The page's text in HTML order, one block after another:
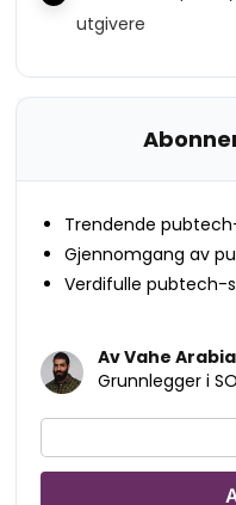
utgivere
Trendende
Gjennomgang av
Verdifulle pubtech-
Av Vahe
Grunnlegger i